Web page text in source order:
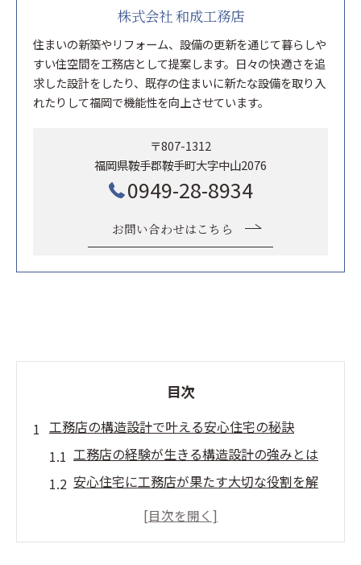
株式会社 和成工務店
住まいの新築やリフォーム、設備の更新を通じて暮らしや
すい住空間を工務店として提案します。日々の快適さを追
求した設計をしたり、既存の住まいに新たな設備を取り入
れたりして福岡で機能性を向上させています。
〒807-1312
福岡県鞍手郡鞍手町大字中山2076
0949-28-8934
お問い合わせはこちら
目次
工務店の構造設計で叶える安心住宅の秘訣
工務店の経験が生きる構造設計の強みとは
安心住宅に工務店が果たす大切な役割を解